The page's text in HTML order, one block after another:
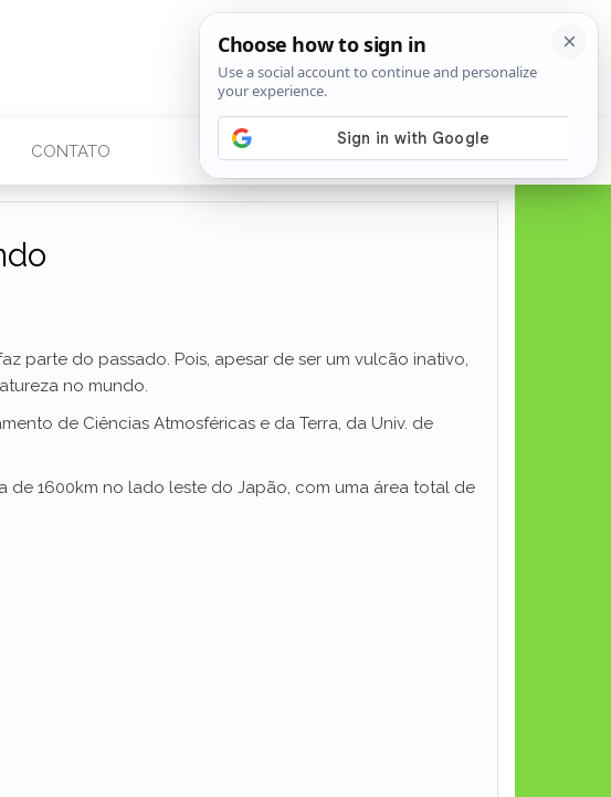
CONTATO
parte do passado. Pois, apesar de ser um vulcão inativo,
no mundo.
de Ciências Atmosféricas e da Terra, da Univ. de
de 1600km no lado leste do Japão, com uma área total de